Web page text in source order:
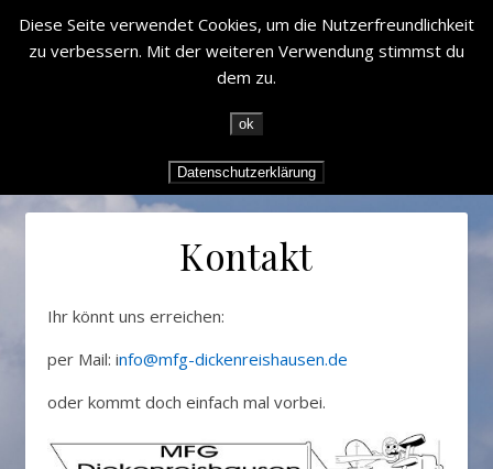
Kontakt
Ihr könnt uns erreichen:
per Mail: info@mfg-dickenreishausen.de
oder kommt doch einfach mal vorbei.
Diese Seite verwendet Cookies, um die Nutzerfreundlichkeit
zu verbessern. Mit der weiteren Verwendung stimmst du
dem zu.
ok
Datenschutzerklärung